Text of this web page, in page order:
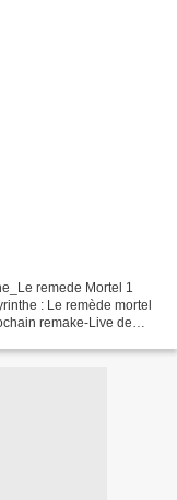
remede Mortel 1
: Le remède mortel
remake-Live de